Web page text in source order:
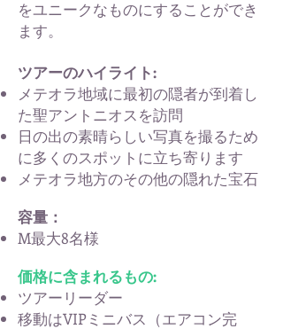
をユニークなものにすることができ
ます。
ツアーのハイライト:
メテオラ地域に最初の隠者が到着し
た聖アントニオスを訪問
日の出の素晴らしい写真を撮るため
に多くのスポットに立ち寄ります
メテオラ地方のその他の隠れた宝石
容量：
M最大8名様
価格に含まれるもの:
ツアーリーダー
移動はVIPミニバス（エアコン完